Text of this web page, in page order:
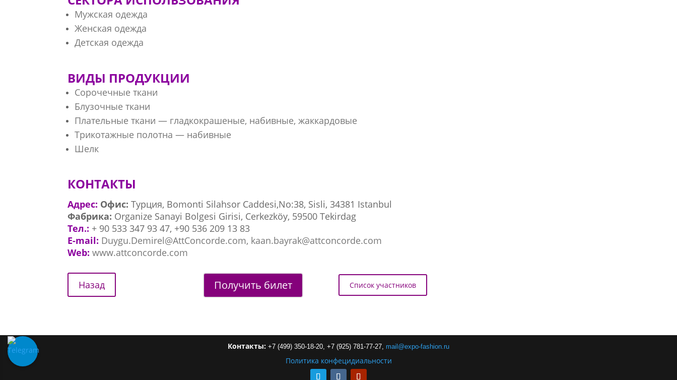
Мужская одежда
Женская одежда
Детская одежда
ВИДЫ ПРОДУКЦИИ
Сорочечные ткани
Блузочные ткани
Плательные ткани — гладкокрашеные, набивные, жаккардовые
Трикотажные полотна — набивные
Шелк
КОНТАКТЫ
Адрес: Офис: Турция, Bomonti Silahsor Caddesi,No:38, Sisli, 34381 Istanbul
Фабрика: Organize Sanayi Bolgesi Girisi, Cerkezköy, 59500 Tekirdag
Тел.: + 90 533 347 93 47, +90 536 209 13 83
E-mail: Duygu.Demirel@AttConcorde.com, kaan.bayrak@attconcorde.com
Web:www.attconcorde.com
Получить билет Список участников
Контакты: +7 (499) 350-18-20, +7 (925) 781-77-27, mail @expo-fashion.ru
Политика конфецидиальности